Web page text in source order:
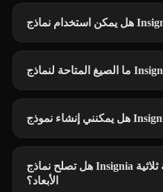
هل تصلح نماذج Insignia للألعاب أو الطباعة ثلاثية
الأبعاد؟